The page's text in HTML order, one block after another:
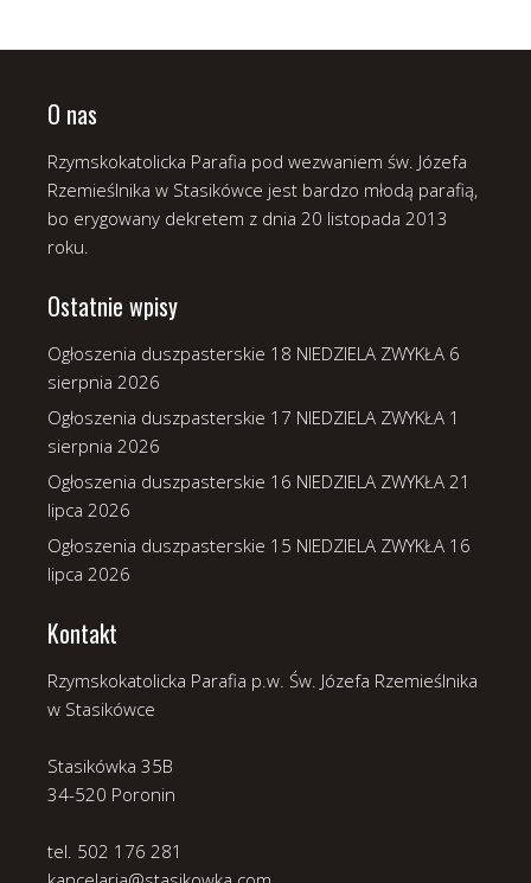
O nas
Rzymskokatolicka Parafia pod wezwaniem św. Józefa
Rzemieślnika w Stasikówce jest bardzo młodą parafią,
bo erygowany dekretem z dnia 20 listopada 2013
roku.
Ostatnie wpisy
Ogłoszenia duszpasterskie 18 NIEDZIELA ZWYKŁA 6
sierpnia 2026
Ogłoszenia duszpasterskie 17 NIEDZIELA ZWYKŁA 1
sierpnia 2026
Ogłoszenia duszpasterskie 16 NIEDZIELA ZWYKŁA 21
lipca 2026
Ogłoszenia duszpasterskie 15 NIEDZIELA ZWYKŁA 16
lipca 2026
Kontakt
Rzymskokatolicka Parafia p.w. Św. Józefa Rzemieślnika
w Stasikówce
Stasikówka 35B
34-520 Poronin
tel. 502 176 281